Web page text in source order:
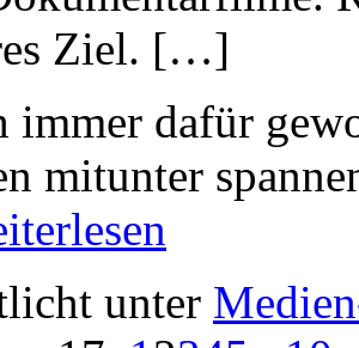
Ziel. […]
immer dafür
mitunter
unter